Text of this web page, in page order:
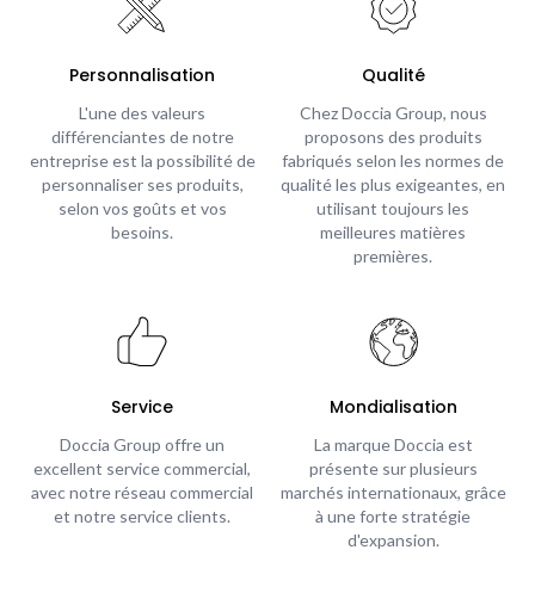
Personnalisation
L'une des valeurs
différenciantes de notre
entreprise est la possibilité de
personnaliser ses produits,
selon vos goûts et vos
besoins.
Qualité
Chez Doccia Group, nous
proposons des produits
fabriqués selon les normes de
qualité les plus exigeantes, en
utilisant toujours les
meilleures matières
premières.
Service
Doccia Group offre un
excellent service commercial,
avec notre réseau commercial
et notre service clients.
Mondialisation
La marque Doccia est
présente sur plusieurs
marchés internationaux, grâce
à une forte stratégie
d'expansion.